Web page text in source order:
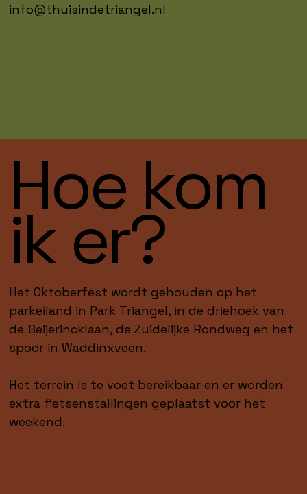
info@thuisindetriangel.nl
Hoe kom
ik er?
Het Oktoberfest wordt gehouden op het
parkeiland in Park Triangel, in de driehoek van
de Beijerincklaan, de Zuidelijke Rondweg en het
spoor in Waddinxveen.
Het terrein is te voet bereikbaar en er worden
extra fietsenstallingen geplaatst voor het
weekend.